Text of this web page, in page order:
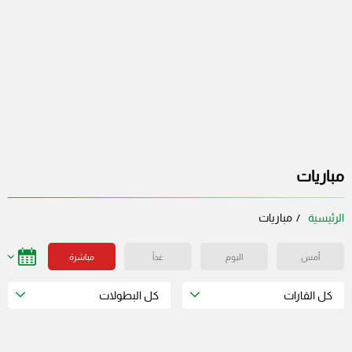
مباريات
الرئيسية مباريات
أمس اليوم غداً مباشرة
كل القارات كل البطولات